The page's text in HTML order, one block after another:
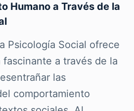
Humano a Través de la
Psicología Social ofrece
a través de la
las
comportamiento